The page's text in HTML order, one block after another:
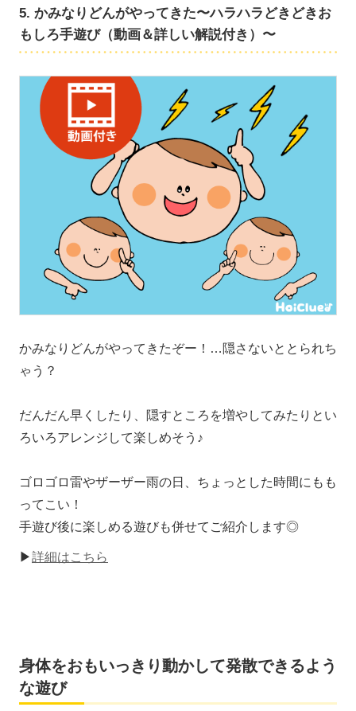
5. かみなりどんがやってきた〜ハラハラどきどきお
もしろ手遊び（動画＆詳しい解説付き）〜
かみなりどんがやってきたぞー！…隠さないととられち
ゃう？
だんだん早くしたり、隠すところを増やしてみたりとい
ろいろアレンジして楽しめそう♪
ゴロゴロ雷やザーザー雨の日、ちょっとした時間にもも
ってこい！
手遊び後に楽しめる遊びも併せてご紹介します◎
▶詳細はこちら
身体をおもいっきり動かして発散できるよう
な遊び